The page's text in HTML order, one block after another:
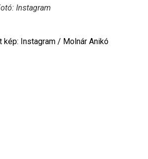
Instagram
kép: Instagram / Molnár Anikó